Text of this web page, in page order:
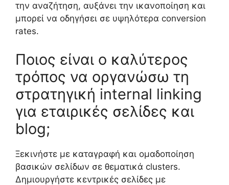
την αναζήτηση, αυξάνει την ικανοποίηση και
μπορεί να οδηγήσει σε υψηλότερα conversion
rates.
Ποιος είναι ο καλύτερος
τρόπος να οργανώσω τη
στρατηγική internal linking
για εταιρικές σελίδες και
blog;
Ξεκινήστε με καταγραφή και ομαδοποίηση
βασικών σελίδων σε θεματικά clusters.
Δημιουργήστε κεντρικές σελίδες με